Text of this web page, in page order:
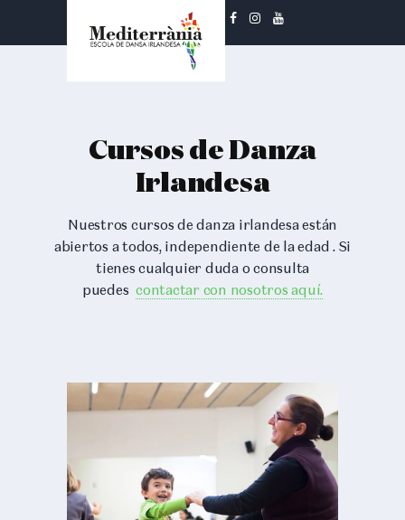
¡Síguenos!
Cursos de Danza
Irlandesa
Nuestros cursos de danza irlandesaestán
abiertos a todos, independiente de la edad. Si
tienes cualquier duda o consulta
puedescontactar con nosotros aquí.